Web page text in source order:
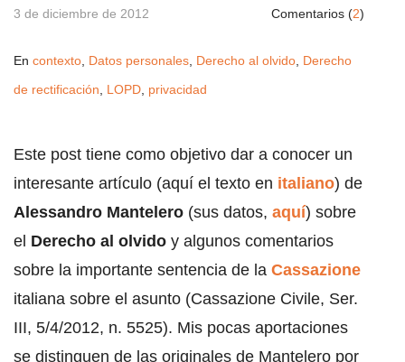
3 de diciembre de 2012 Comentarios (2)
En contexto Datos personales Derecho al olvido Derecho
de rectificación
LOPD privacidad
Este post tiene como objetivo dar a conocer un
interesante artículo (aquí el texto en italiano) de
Alessandro Mantelero (sus datos, aquí) sobre
el Derecho al olvido y algunos comentarios
sobre la importante sentencia de la Cassazione
italiana sobre el asunto (Cassazione Civile, Ser.
III, 5/4/2012, n. 5525). Mis pocas aportaciones
se distinguen de las originales de Mantelero por